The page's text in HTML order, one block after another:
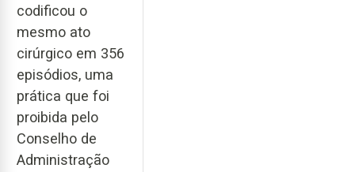
codificou o
mesmo ato
cirúrgico em 356
episódios, uma
prática que foi
proibida pelo
Conselho de
Administração